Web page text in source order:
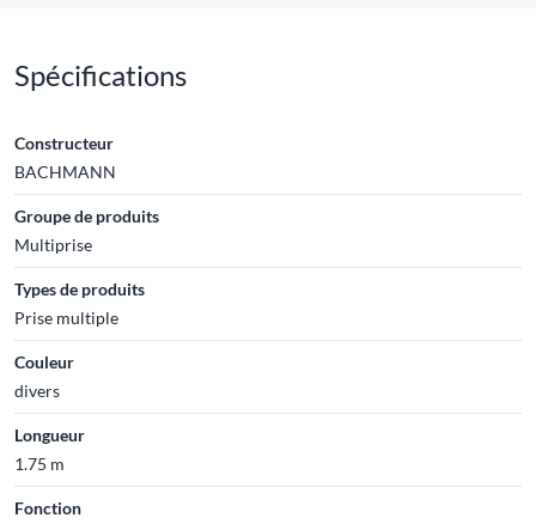
Spécifications
Constructeur
BACHMANN
Groupe de produits
Multiprise
Types de produits
Prise multiple
Couleur
divers
Longueur
1.75 m
Fonction